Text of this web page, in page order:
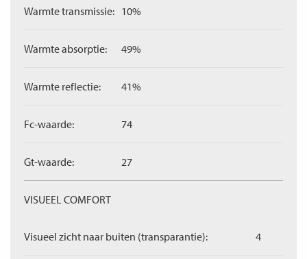
Warmte transmissie: 10%
Warmte absorptie: 49%
Warmte reflectie: 41%
Fc-waarde: 74
Gt-waarde: 27
VISUEEL COMFORT
Visueel zicht naar buiten (transparantie): 4